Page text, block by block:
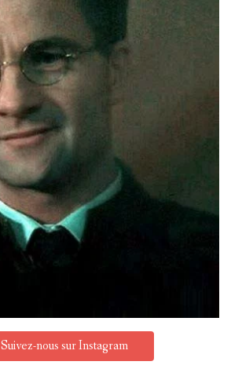
Suivez-nous sur Instagram